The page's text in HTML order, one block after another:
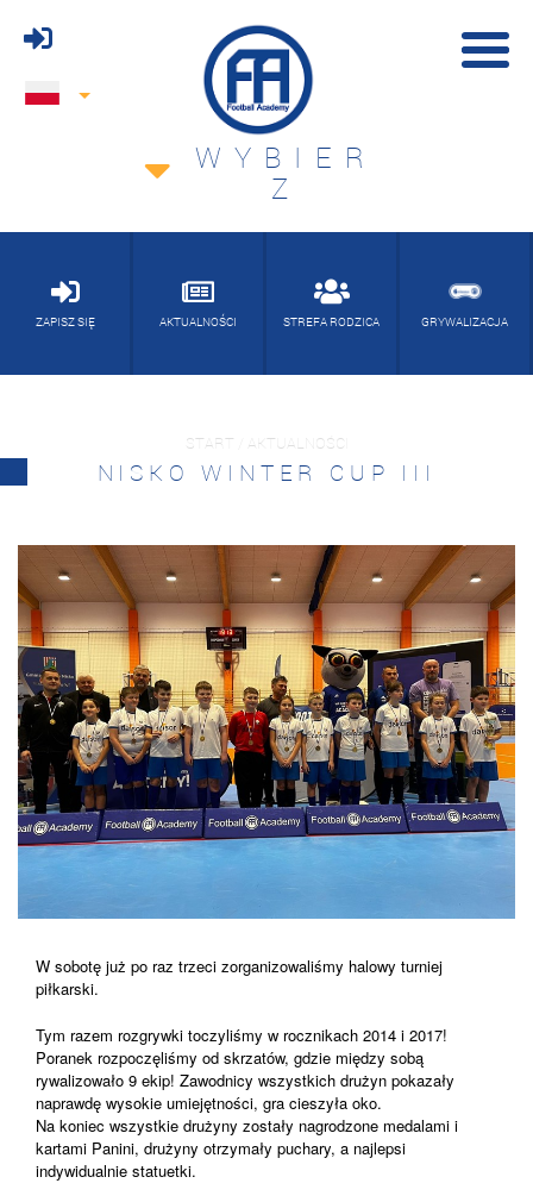
WYBIER
Z
ZAPISZ SIĘ AKTUALNOŚCI STREFA RODZICA GRYWALIZACJA
START / AKTUALNOŚCI
NISKO WINTER CUP III
W sobotę już po raz trzeci zorganizowaliśmy halowy turniej
piłkarski.
Tym razem rozgrywki toczyliśmy w rocznikach 2014 i 2017!
Poranek rozpoczęliśmy od skrzatów, gdzie między sobą
rywalizowało 9 ekip! Zawodnicy wszystkich drużyn pokazały
naprawdę wysokie umiejętności, gra cieszyła oko.
Na koniec wszystkie drużyny zostały nagrodzone medalami i
kartami Panini, drużyny otrzymały puchary, a najlepsi
indywidualnie statuetki.